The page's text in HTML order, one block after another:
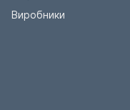
Виробники